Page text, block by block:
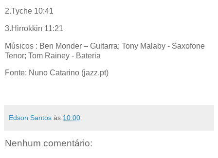
2.Tyche 10:41
3.Hirrokkin 11:21
Músicos : Ben Monder – Guitarra; Tony Malaby - Saxofone
Tenor; Tom Rainey - Bateria
Fonte: Nuno Catarino (jazz.pt)
Edson Santos às 10:00
Nenhum comentário: